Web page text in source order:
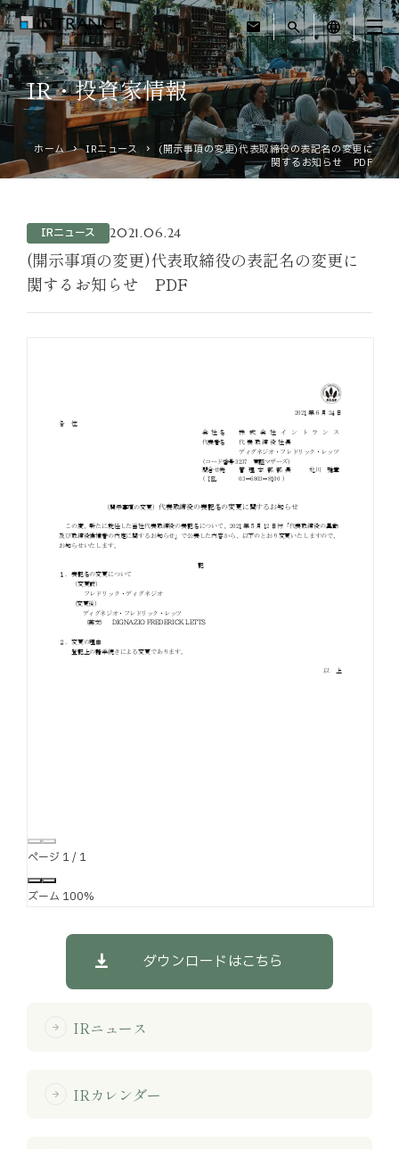
mail search language
トップ
企業情報
運営ホテル
IR・投資家情報
お知らせ
採用情報
お問い合わせ
IR・投資家情報
ホーム IRニュース
(開示事項の変更)代表取締役の表記名の変更に
関するお知らせ PDF
IRニュース 2021.06.24
(開示事項の変更)代表取締役の表記名の変更に
関するお知らせ PDF
ページ 1/ 1
ズーム 100%
ダウンロードはこちら
arrow_forward IRニュース
arrow_forward IRカレンダー